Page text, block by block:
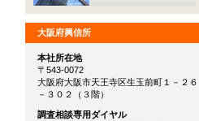
大阪府興信所
本社所在地
〒543-0072
大阪府大阪市天王寺区生玉前町１－２６
－３０２（３階）
調査相談専用ダイヤル